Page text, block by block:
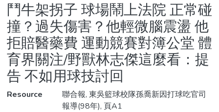
Statistics
鬥牛架拐子 球場鬧上法院 正常碰
撞？過失傷害？他輕微腦震盪 他
拒賠醫藥費 運動競賽對簿公堂 體
育界關注/野獸林志傑這麼看：提
告 不如用球技討回
Resource
聯合報, 東吳籃球校隊孫喬新因打球吃官司
報導(98年), 頁A1